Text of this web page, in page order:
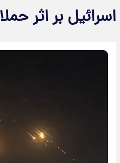
اسرائیل بر اثر